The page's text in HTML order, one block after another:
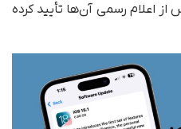
از اعلام رسمی آن‌ها تأیید کرده